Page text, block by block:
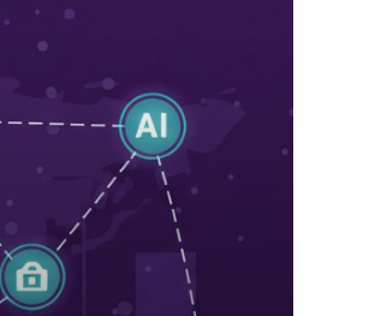
Lifestyle
Marketing & Ventes
Plateformes
Produits physiques
Santé et Forme
Social & Communauté
Tech & Développement
Travail & Productivité
Voyage